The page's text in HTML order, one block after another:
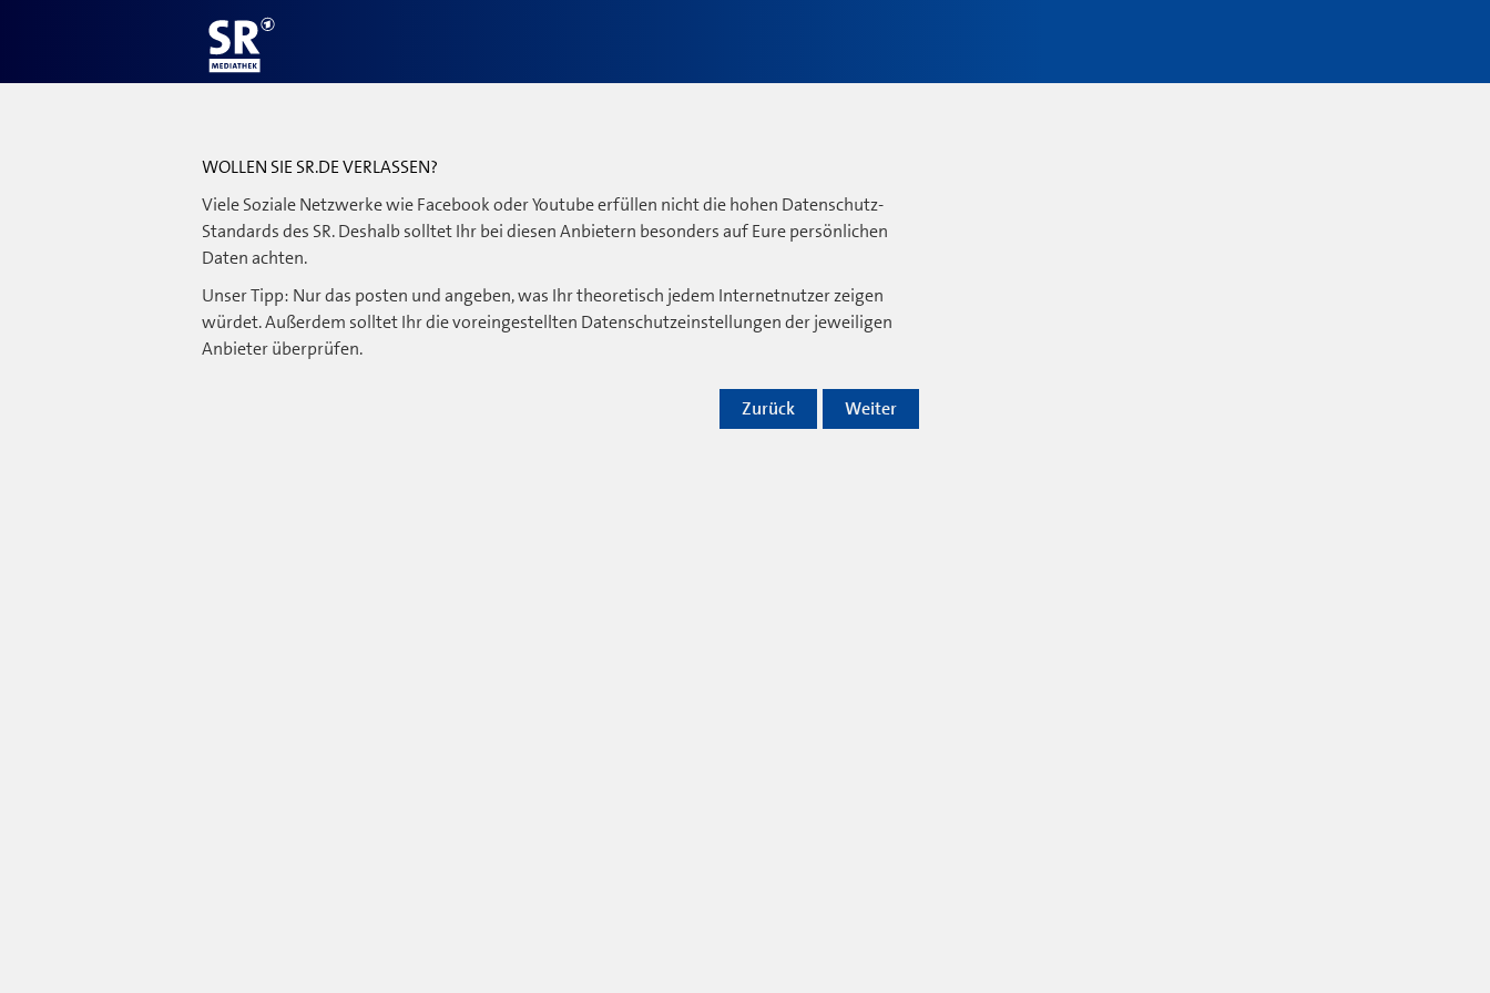
WOLLEN SIE SR.DE VERLASSEN?
Viele Soziale Netzwerke wie Facebook oder Youtube erfüllen nicht die hohen Datenschutz-
Standards des SR. Deshalb solltet Ihr bei diesen Anbietern besonders auf Eure persönlichen
Daten achten.
Unser Tipp: Nur das posten und angeben, was Ihr theoretisch jedem Internetnutzer zeigen
würdet. Außerdem solltet Ihr die voreingestellten Datenschutzeinstellungen der jeweiligen
Anbieter überprüfen.
Weiter
Zurück